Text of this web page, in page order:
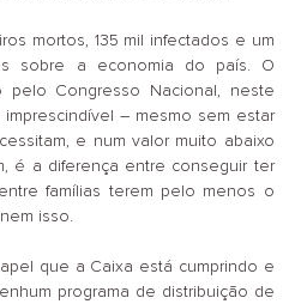
mortos, 135 mil infectados e um
sobre a economia do país. O
pelo Congresso Nacional, neste
– mesmo sem estar
e num valor muito abaixo
é a diferença entre conseguir ter
famílias terem pelo menos o
isso.
que a Caixa está cumprindo e
programa de distribuição de